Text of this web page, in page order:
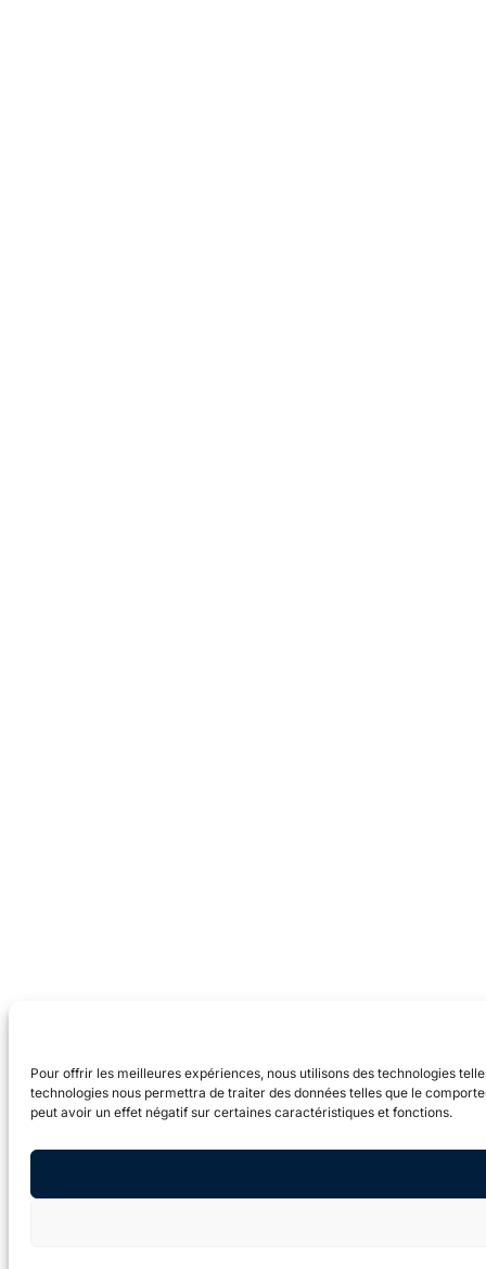
Pour offrir les meilleures expériences, nous utilisons des technologies
technologies nous permettra de traiter des données telles que le
peut avoir un effet négatif sur certaines caractéristiques et fonctions.